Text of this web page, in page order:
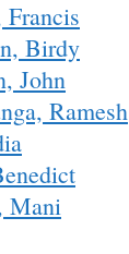
Francis
Birdy
John
Ramesh
Mani